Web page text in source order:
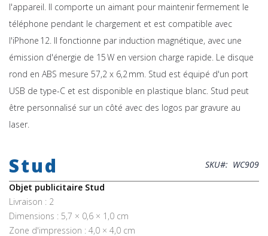
l'appareil. Il comporte un aimant pour maintenir fermement le
téléphone pendant le chargement et est compatible avec
l'iPhone 12. Il fonctionne par induction magnétique, avec une
émission d'énergie de 15 W en version charge rapide. Le disque
rond en ABS mesure 57,2 x 6,2 mm. Stud est équipé d'un port
USB de type-C et est disponible en plastique blanc. Stud peut
être personnalisé sur un côté avec des logos par gravure au
laser.
the
beginning
of
the
images
gallery
Stud SKU
WC909
Objet publicitaire Stud
Livraison : 2
Dimensions : 5,7 × 0,6 × 1,0 cm
Zone d'impression : 4,0 × 4,0 cm